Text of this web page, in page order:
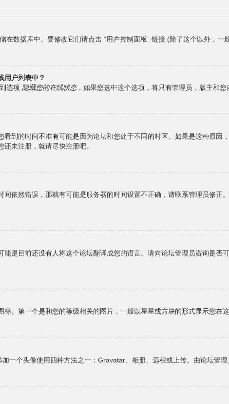
在数据库中。要修改它们请点击 “用户控制面板” 链接 (除了这个以外，
用户列表中？
选项 隐藏您的在线状态，如果您选中这个选项，将只有管理员，版主和
看到的时间不准有可能是因为论坛和您处于不同的时区。如果是这种原
未注册，就请尽快注册吧。
间依然错误，那就有可能是服务器的时间设置不正确，请联系管理员修
能是目前还没有人将这个论坛翻译成您的语言。请向论坛管理员咨询是
。第一个是和您的等级相关的图片，一般以星星或方块的形式显示您在
一个头像使用四种方法之一：Gravatar、相册、远程或上传。由论坛管